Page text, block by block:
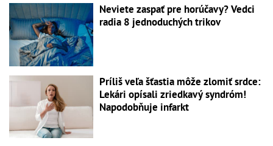
Neviete zaspať pre horúčavy? Vedci
radia 8 jednoduchých trikov
Príliš veľa šťastia môže zlomiť srdce:
Lekári opísali zriedkavý syndróm!
Napodobňuje infarkt